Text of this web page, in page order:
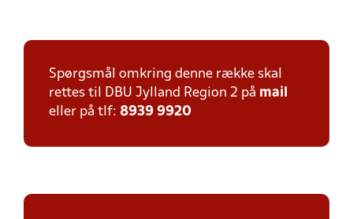
Spørgsmål omkring denne række skal
rettes til DBU Jylland Region 2 på mail
eller på tlf: 8939 9920